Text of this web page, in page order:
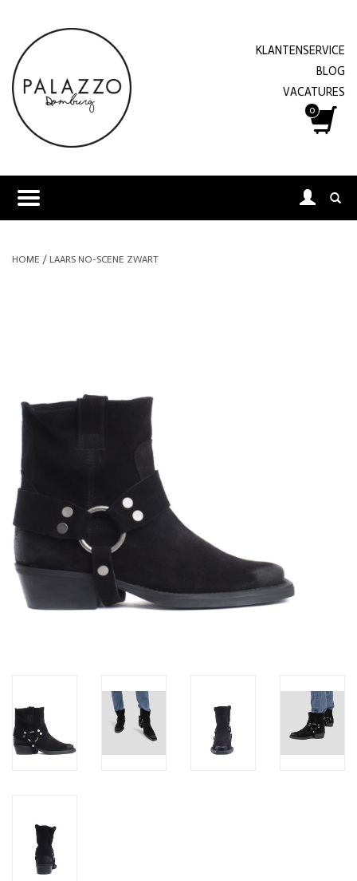
KLANTENSERVICE
BLOG
VACATURES
0
HOME / LAARS NO-SCENE ZWART